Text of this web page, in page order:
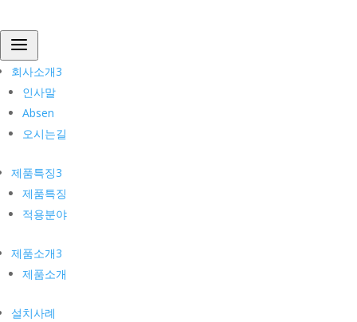
회사소개
인사말
Absen
오시는길
제품특징
제품특징
적용분야
제품소개
설치사례
고객지원
자주묻는질문
견적문의
a
회사소개3
인사말
Absen
오시는길
제품특징3
제품특징
적용분야
제품소개3
제품소개
설치사례